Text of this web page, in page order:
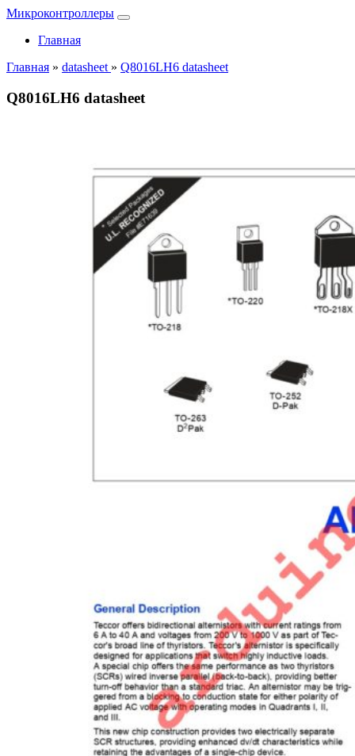
Микроконтроллеры
Главная
Главная » datasheet » Q8016LH6 datasheet
Q8016LH6 datasheet